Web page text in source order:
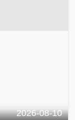
2026-08-10